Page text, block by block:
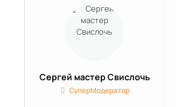
Сергей мастер Свислочь
СуперМодератор